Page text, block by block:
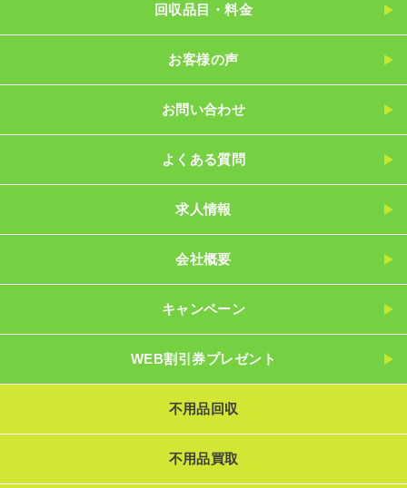
回収品目・料金
お客様の声
お問い合わせ
よくある質問
求人情報
会社概要
キャンペーン
WEB割引券プレゼント
不用品回収
不用品買取